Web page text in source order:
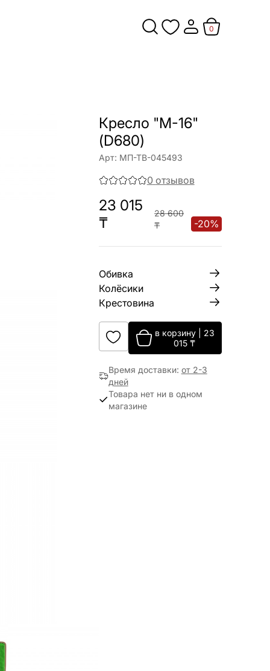
0
Кресло "М-16"
(D680)
Арт: МП-ТВ-045493
0 отзывов
23 015
₸
28 600
₸
-20%
Обивка
Колёсики
Крестовина
в корзину| 23
015 ₸
Время доставки: от 2-3
дней
Товара нет ни в одном
магазине